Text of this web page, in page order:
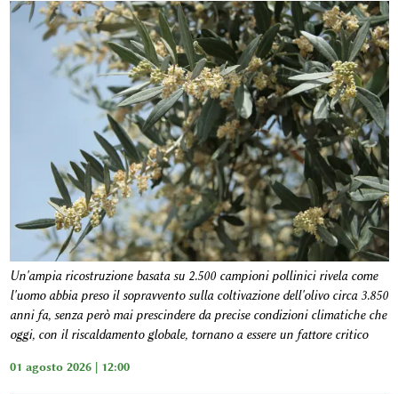
Un'ampia ricostruzione basata su 2.500 campioni pollinici rivela come
l'uomo abbia preso il sopravvento sulla coltivazione dell'olivo circa 3.850
anni fa, senza però mai prescindere da precise condizioni climatiche che
oggi, con il riscaldamento globale, tornano a essere un fattore critico
01 agosto 2026 | 12:00